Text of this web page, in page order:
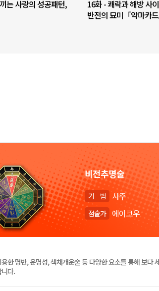
는 사랑의 성공패턴,
16화 - 쾌락과 해방 사
반전의 묘미「악마카
비전추명술
기 법 사주
점술가 에이코우
한 명반, 운명성, 색채개운술 등 다양한 요소를 통해 보다
다.